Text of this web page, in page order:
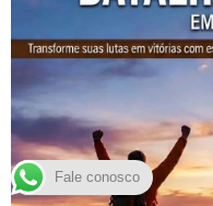
Fale conosco